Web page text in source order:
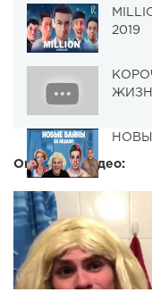
2019
Описание видео: